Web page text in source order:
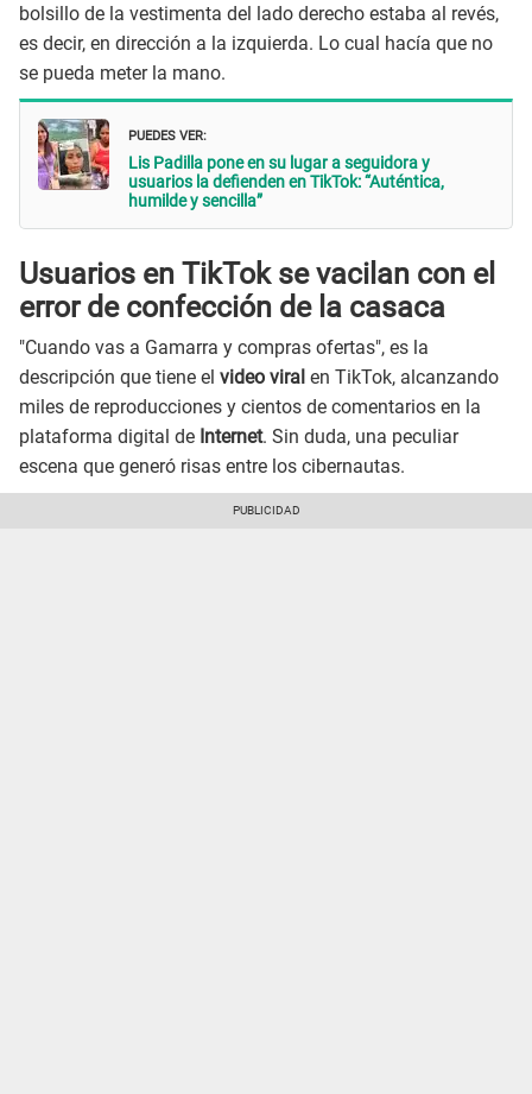
bolsillo de la vestimenta del lado derecho estaba al revés,
es decir, en dirección a la izquierda. Lo cual hacía que no
se pueda meter la mano.
PUEDES VER:
Lis Padilla pone en su lugar a seguidora y
usuarios la defienden en TikTok: “Auténtica,
humilde y sencilla”
Usuarios en TikTok se vacilan con el
error de confección de la casaca
"Cuando vas a Gamarra y compras ofertas", es la
descripción que tiene el video viral en TikTok, alcanzando
miles de reproducciones y cientos de comentarios en la
plataforma digital de Internet. Sin duda, una peculiar
escena que generó risas entre los cibernautas.